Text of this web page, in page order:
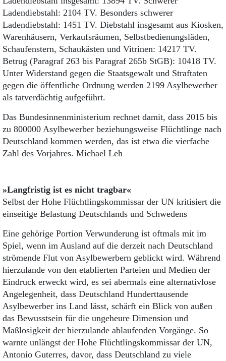
Ladendiebstahl: 2104 TV. Besonders schwerer
Ladendiebstahl: 1451 TV. Diebstahl insgesamt aus Kiosken,
Warenhäusern, Verkaufsräumen, Selbstbedienungsläden,
Schaufenstern, Schaukästen und Vitrinen: 14217 TV.
Betrug (Paragraf 263 bis Paragraf 265b StGB): 10418 TV.
Unter Widerstand gegen die Staatsgewalt und Straftaten
gegen die öffentliche Ordnung werden 2199 Asylbewerber
als tatverdächtig aufgeführt.
Das Bundesinnenministerium rechnet damit, dass 2015 bis
zu 800000 Asylbewerber beziehungsweise Flüchtlinge nach
Deutschland kommen werden, das ist etwa die vierfache
Zahl des Vorjahres. Michael Leh
»Langfristig ist es nicht tragbar«
Selbst der Hohe Flüchtlingskommissar der UN kritisiert die
einseitige Belastung Deutschlands und Schwedens
Eine gehörige Portion Verwunderung ist oftmals mit im
Spiel, wenn im Ausland auf die derzeit nach Deutschland
strömende Flut von Asylbewerbern geblickt wird. Während
hierzulande von den etablierten Parteien und Medien der
Eindruck erweckt wird, es sei abermals eine alternativlose
Angelegenheit, dass Deutschland Hunderttausende
Asylbewerber ins Land lässt, schärft ein Blick von außen
das Bewusstsein für die ungeheure Dimension und
Maßlosigkeit der hierzulande ablaufenden Vorgänge. So
warnte unlängst der Hohe Flüchtlingskommissar der UN,
Antonio Guterres, davor, dass Deutschland zu viele